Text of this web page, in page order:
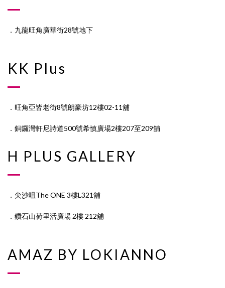
．九龍旺角廣華街28號地下
KK Plus
．旺角亞皆老街8號朗豪坊12樓02-11舖
．銅鑼灣軒尼詩道500號希慎廣場2樓207至209舖
H PLUS GALLERY
．尖沙咀The ONE 3樓L321舖
．鑽石山荷里活廣場 2樓 212舖
AMAZ BY LOKIANNO